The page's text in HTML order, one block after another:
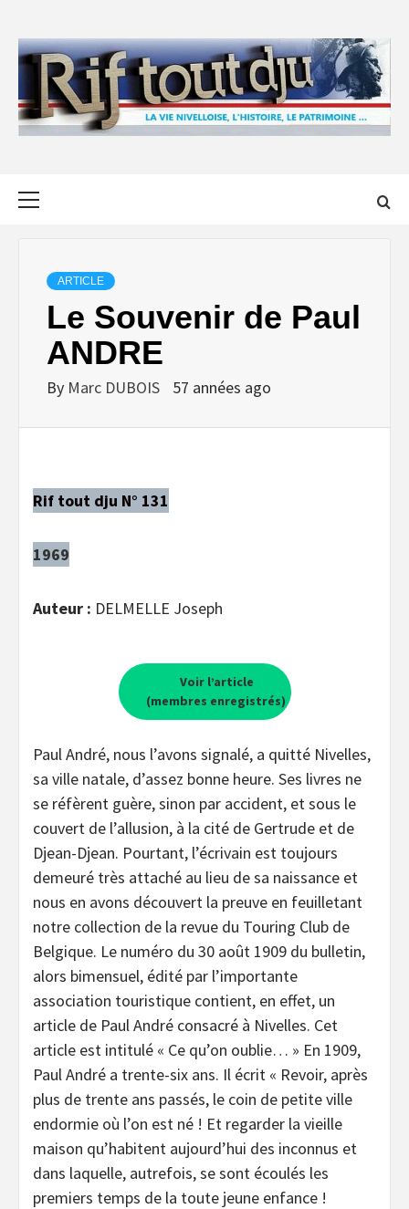
content
ARTICLE
Le Souvenir de Paul
ANDRE
By Marc DUBOIS 57 années ago
Rif tout dju N° 131
1969
Auteur : DELMELLE Joseph
Voir l’article
(membres enregistrés)
Paul André, nous l’avons signalé, a quitté Nivelles,
sa ville natale, d’assez bonne heure. Ses livres ne
se réfèrent guère, sinon par accident, et sous le
couvert de l’allusion, à la cité de Gertrude et de
Djean-Djean. Pourtant, l’écrivain est toujours
demeuré très attaché au lieu de sa naissance et
nous en avons découvert la preuve en feuilletant
notre collection de la revue du Touring Club de
Belgique. Le numéro du 30 août 1909 du bulletin,
alors bimensuel, édité par l’importante
association touristique contient, en effet, un
article de Paul André consacré à Nivelles. Cet
article est intitulé « Ce qu’on oublie… » En 1909,
Paul André a trente-six ans. Il écrit « Revoir, après
plus de trente ans passés, le coin de petite ville
endormie où l’on est né ! Et regarder la vieille
maison qu’habitent aujourd’hui des inconnus et
dans laquelle, autrefois, se sont écoulés les
premiers temps de la toute jeune enfance !